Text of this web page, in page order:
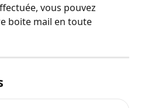
vous pouvez
boite mail en toute